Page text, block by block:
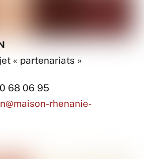
« partenariats »
68 06 95
rhenanie-